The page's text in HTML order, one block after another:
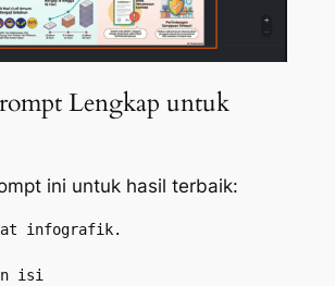
Lengkap untuk
ini untuk hasil terbaik:
infografik.
isi